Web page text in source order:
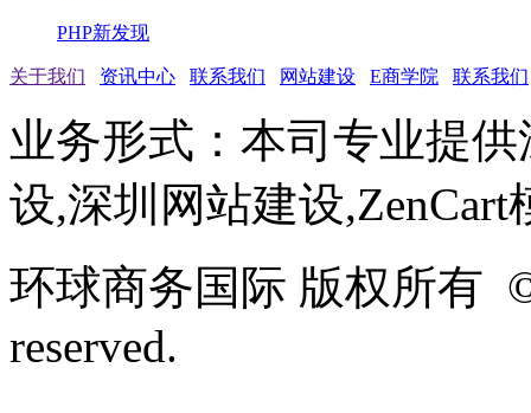
PHP新发现
关于我们 资讯中心 联系我们 网站建设 E商学院 联系我们
业务形式：本司专业提
设,深圳网站建设,ZenCart
环球商务国际 版权所有
reserved.